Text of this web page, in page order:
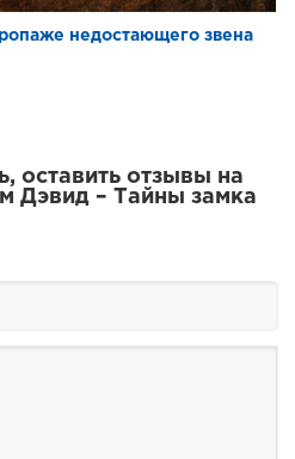
недостающего звена
оставить отзывы на
Дэвид – Тайны замка